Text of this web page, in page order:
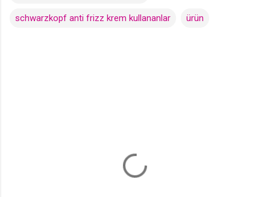
schwarzkopf anti frizz krem kullananlar ürün